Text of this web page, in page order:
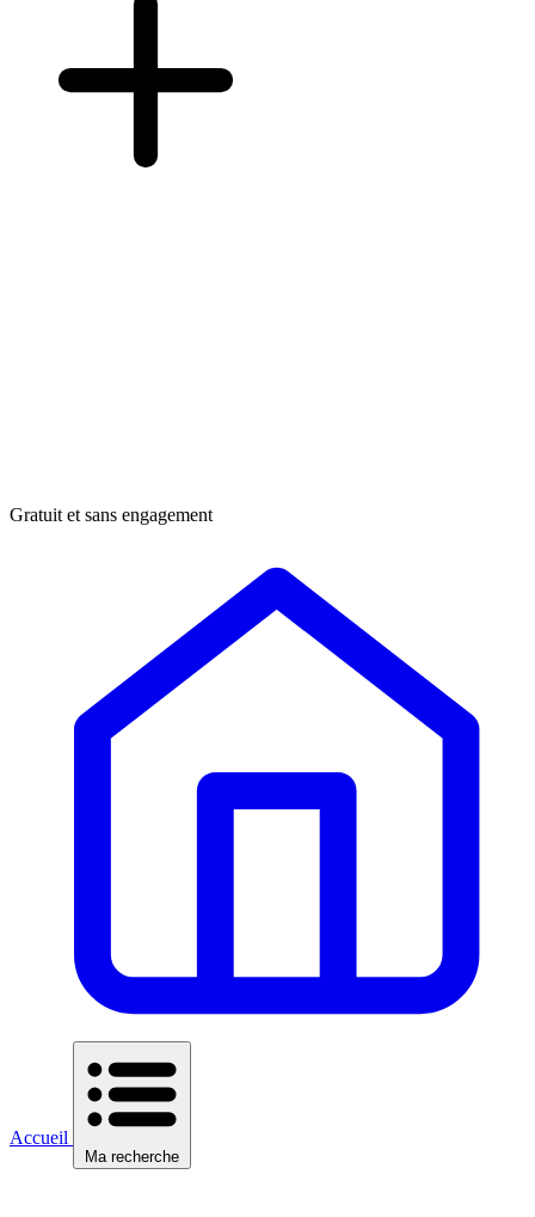
Gratuit et sans engagement
Accueil
Ma recherche